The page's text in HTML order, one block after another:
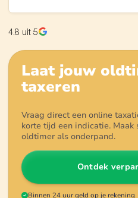
4.8 uit 5
Laat jouw
taxeren
Vraag direct een online
korte tijd een indicatie.
oldtimer als onderpand.
Ontdek
Binnen 24 uur geld op je rekening